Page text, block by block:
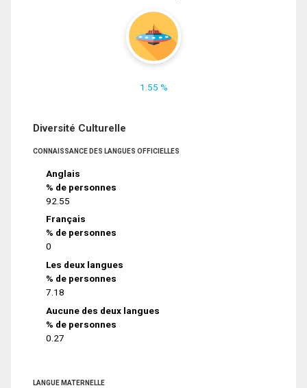
1.55 %
Diversité Culturelle
CONNAISSANCE DES LANGUES OFFICIELLES
Anglais
% de personnes
92.55
Français
% de personnes
0
Les deux langues
% de personnes
7.18
Aucune des deux langues
% de personnes
0.27
LANGUE MATERNELLE